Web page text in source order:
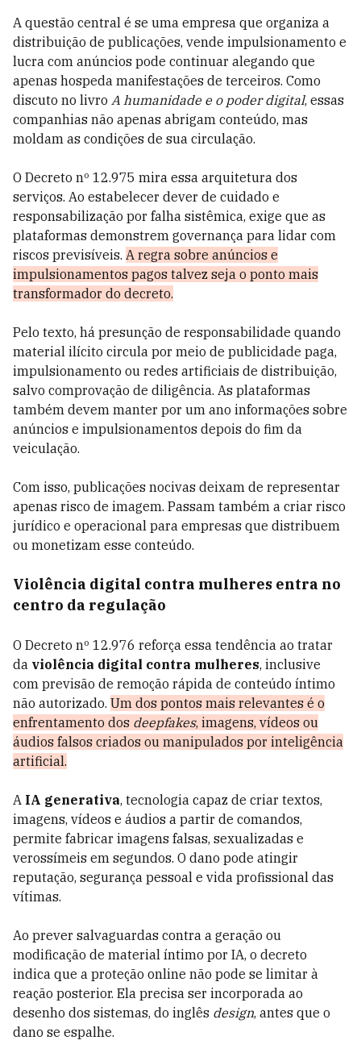
A questão central é se uma empresa que organiza a
distribuição de publicações, vende impulsionamento e
lucra com anúncios pode continuar alegando que
apenas hospeda manifestações de terceiros. Como
discuto no livro A humanidade e o poder digital, essas
companhias não apenas abrigam conteúdo, mas
moldam as condições de sua circulação.
O Decreto nº 12.975 mira essa arquitetura dos
serviços. Ao estabelecer dever de cuidado e
responsabilização por falha sistêmica, exige que as
plataformas demonstrem governança para lidar com
riscos previsíveis. A regra sobre anúncios e
impulsionamentos pagos talvez seja o ponto mais
transformador do decreto.
Pelo texto, há presunção de responsabilidade quando
material ilícito circula por meio de publicidade paga,
impulsionamento ou redes artificiais de distribuição,
salvo comprovação de diligência. As plataformas
também devem manter por um ano informações sobre
anúncios e impulsionamentos depois do fim da
veiculação.
Com isso, publicações nocivas deixam de representar
apenas risco de imagem. Passam também a criar risco
jurídico e operacional para empresas que distribuem
ou monetizam esse conteúdo.
Violência digital contra mulheres entra no
centro da regulação
O Decreto nº 12.976 reforça essa tendência ao tratar
da violência digital contra mulheres, inclusive
com previsão de remoção rápida de conteúdo íntimo
não autorizado. Um dos pontos mais relevantes é o
enfrentamento dos deepfakes, imagens, vídeos ou
áudios falsos criados ou manipulados por inteligência
artificial.
A IA generativa, tecnologia capaz de criar textos,
imagens, vídeos e áudios a partir de comandos,
permite fabricar imagens falsas, sexualizadas e
verossímeis em segundos. O dano pode atingir
reputação, segurança pessoal e vida profissional das
vítimas.
Ao prever salvaguardas contra a geração ou
modificação de material íntimo por IA, o decreto
indica que a proteção online não pode se limitar à
reação posterior. Ela precisa ser incorporada ao
desenho dos sistemas, do inglês design, antes que o
dano se espalhe.